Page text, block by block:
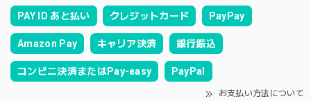
PAY ID あと払い クレジットカード PayPay
Amazon Pay キャリア決済 銀行振込
コンビニ決済またはPay-easy PayPal
お支払い方法について